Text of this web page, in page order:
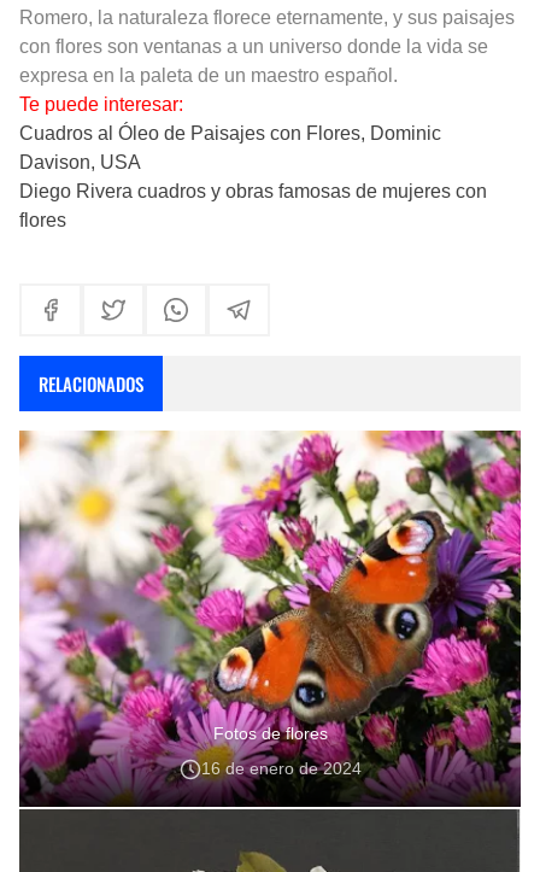
Romero, la naturaleza florece eternamente, y sus paisajes
con flores son ventanas a un universo donde la vida se
expresa en la paleta de un maestro español.
Te puede interesar:
Cuadros al Óleo de Paisajes con Flores, Dominic
Davison, USA
Diego Rivera cuadros y obras famosas de mujeres con
flores
RELACIONADOS
Fotos de flores
16 de enero de 2024